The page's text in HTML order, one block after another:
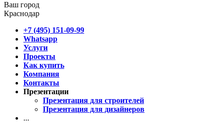
Ваш город
Краснодар
+7 (495) 151-09-99
Whatsapp
Услуги
Проекты
Как купить
Компания
Контакты
Презентации
Презентация для строителей
Презентация для дизайнеров
...